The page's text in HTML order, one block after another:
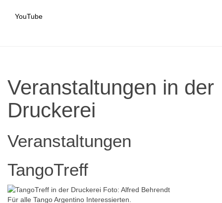
YouTube
Veranstaltungen in der
Druckerei
Veranstaltungen
TangoTreff
Für alle Tango Argentino Interessierten.